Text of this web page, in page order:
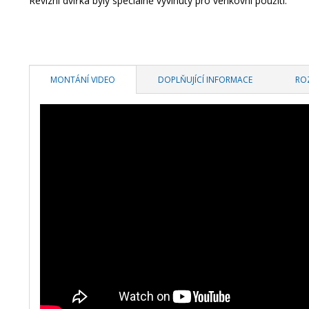
MONTÁNÍ VIDEO DOPLŇUJÍCÍ INFORMACE